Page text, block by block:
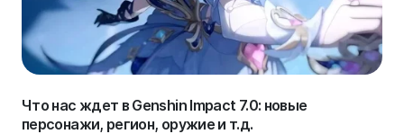
Что нас ждет в Genshin Impact 7.0: новые
персонажи, регион, оружие и т.д.